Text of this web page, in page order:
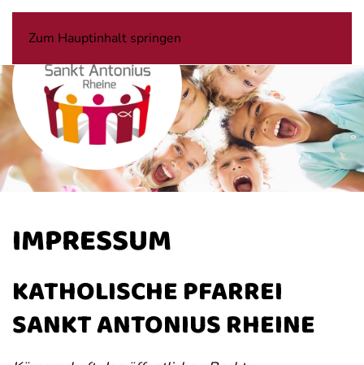
Zum Hauptinhalt springen
IMPRESSUM
KATHOLISCHE PFARREI
SANKT ANTONIUS RHEINE